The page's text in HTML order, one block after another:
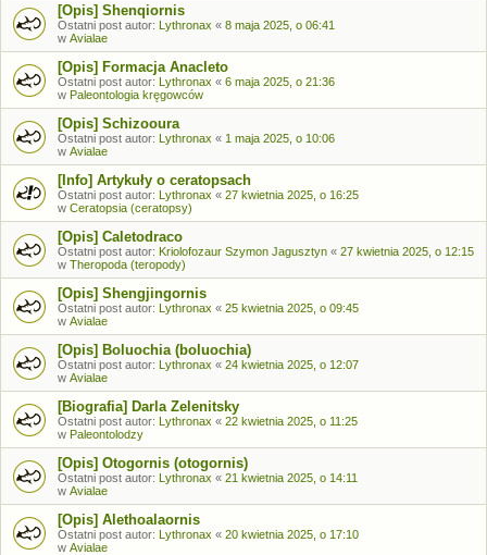
[Opis] Shenqiornis
Ostatni post autor: Lythronax « 8 maja 2025, o 06:41
w Avialae
[Opis] Formacja Anacleto
Ostatni post autor: Lythronax « 6 maja 2025, o 21:36
w Paleontologia kręgowców
[Opis] Schizooura
Ostatni post autor: Lythronax « 1 maja 2025, o 10:06
w Avialae
[Info] Artykuły o ceratopsach
Ostatni post autor: Lythronax « 27 kwietnia 2025, o 16:25
w Ceratopsia (ceratopsy)
[Opis] Caletodraco
Ostatni post autor: Kriolofozaur Szymon Jagusztyn « 27 kwietnia 2025, o 12:15
w Theropoda (teropody)
[Opis] Shengjingornis
Ostatni post autor: Lythronax « 25 kwietnia 2025, o 09:45
w Avialae
[Opis] Boluochia (boluochia)
Ostatni post autor: Lythronax « 24 kwietnia 2025, o 12:07
w Avialae
[Biografia] Darla Zelenitsky
Ostatni post autor: Lythronax « 22 kwietnia 2025, o 11:25
w Paleontolodzy
[Opis] Otogornis (otogornis)
Ostatni post autor: Lythronax « 21 kwietnia 2025, o 14:11
w Avialae
[Opis] Alethoalaornis
Ostatni post autor: Lythronax « 20 kwietnia 2025, o 17:10
w Avialae